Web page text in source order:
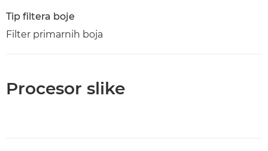
Tip filtera boje
Filter primarnih boja
Procesor slike